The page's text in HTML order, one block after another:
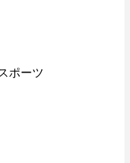
ポーツ